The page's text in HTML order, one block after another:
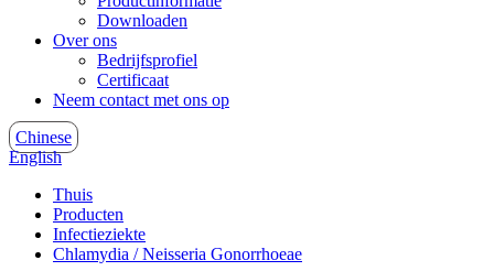
Downloaden
Over ons
Bedrijfsprofiel
Certificaat
Neem contact met ons op
Chinese
English
Thuis
Producten
Infectieziekte
Chlamydia / Neisseria Gonorrhoeae